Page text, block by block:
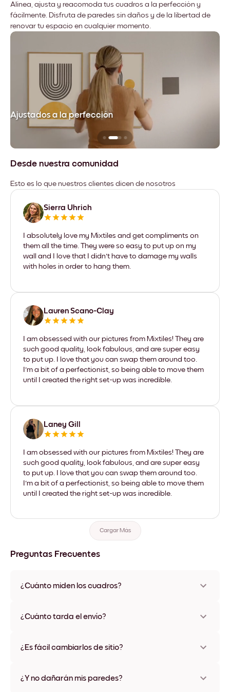
Alinea, ajusta y reacomoda tus cuadros a la perfección y
fácilmente. Disfruta de paredes sin daños y de la libertad de
renovar tu espacio en cualquier momento.
Ajustados a la perfección
Desde nuestra comunidad
Esto es lo que nuestros clientes dicen de nosotros
Sierra Uhrich
I absolutely love my Mixtiles and get compliments on
them all the time. They were so easy to put up on my
wall and I love that I didn't have to damage my walls
with holes in order to hang them.
Lauren Scano-Clay
I am obsessed with our pictures from Mixtiles! They are
such good quality, look fabulous, and are super easy
to put up. I love that you can swap them around too.
I'm a bit of a perfectionist, so being able to move them
until I created the right set-up was incredible.
Laney Gill
I am obsessed with our pictures from Mixtiles! They are
such good quality, look fabulous, and are super easy
to put up. I love that you can swap them around too.
I'm a bit of a perfectionist, so being able to move them
until I created the right set-up was incredible.
Cargar Más
Preguntas Frecuentes
¿Cuánto miden los cuadros?
varios materiales y colores de marco, incluidas opciones sin
¿Cuánto tarda el envío?
disponibles en algunos países. Te enviaremos un número de
¿Es fácil cambiarlos de sitio?
ningún daño
¿Y no dañarán mis paredes?